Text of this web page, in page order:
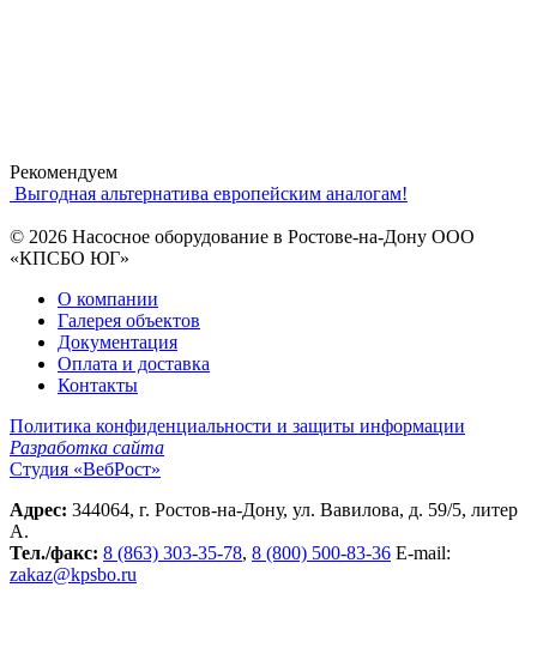
Рекомендуем
Выгодная альтернатива европейским аналогам!
© 2026 Насосное оборудование в Ростове-на-Дону ООО
«КПСБО ЮГ»
О компании
Галерея объектов
Документация
Оплата и доставка
Контакты
Политика конфиденциальности и защиты информации
Разработка сайта
Студия «ВебРост»
Адрес: 344064, г. Ростов-на-Дону, ул. Вавилова, д. 59/5, литер
А.
Тел./факс: 8 (863) 303-35-78, 8 (800) 500-83-36 Е-mail:
zakaz@kpsbo.ru